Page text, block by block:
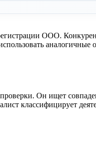
ООО.
Он ищет
классифицирует